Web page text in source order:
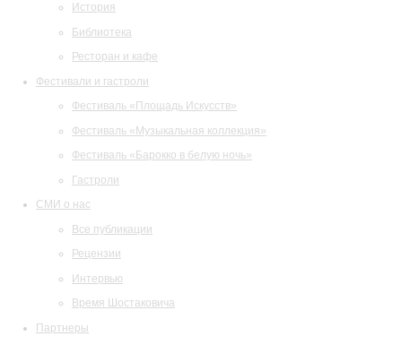
История
Библиотека
Ресторан и кафе
Фестивали и гастроли
Фестиваль «Площадь Искусств»
Фестиваль «Музыкальная коллекция»
Фестиваль «Барокко в белую ночь»
Гастроли
СМИ о нас
Все публикации
Рецензии
Интервью
Время Шостаковича
Партнеры